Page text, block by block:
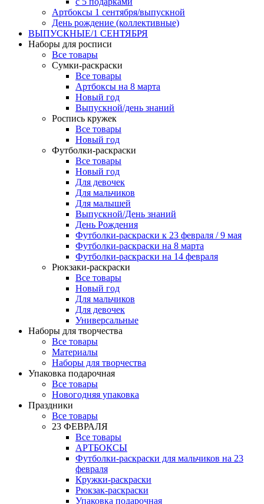
Артбоксы 1 сентября/выпускной
День рождение (коллективные)
ВЫПУСКНЫЕ/1 СЕНТЯБРЯ
Наборы для росписи
Все товары
Сумки-раскраски
Все товары
Артбоксы на 8 марта
Новый год
Выпускной/день знаний
Роспись кружек
Все товары
Новый год
Футболки-раскраски
Все товары
Новый год
Для девочек
Для мальчиков
Для малышей
Выпускной/День знаний
День Рождения
Футболки-раскраски к 23 февраля / 9 мая
Футболки-раскраски на 8 марта
Футболки-раскраски на 14 февраля
Рюкзаки-раскраски
Все товары
Новый год
Для мальчиков
Для девочек
Универсальные
Наборы для творчества
Все товары
Материалы
Наборы для творчества
Упаковка подарочная
Все товары
Новогодняя упаковка
Праздники
Все товары
23 ФЕВРАЛЯ
Все товары
АРТБОКСЫ
Футболки-раскраски для мальчиков на 23
февраля
Кружки-раскраски
Рюкзак-раскраски
Упаковка подарочная